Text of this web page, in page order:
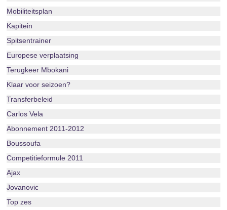
Mobiliteitsplan
Kapitein
Spitsentrainer
Europese verplaatsing
Terugkeer Mbokani
Klaar voor seizoen?
Transferbeleid
Carlos Vela
Abonnement 2011-2012
Boussoufa
Competitieformule 2011
Ajax
Jovanovic
Top zes